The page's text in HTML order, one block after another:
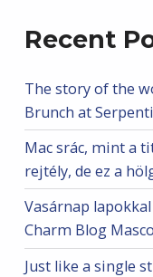
Recent
The story of the
Brunch at
Mac srác, mint a
rejtély, de ez a
Vasárnap
Charm Blog
Just like a single